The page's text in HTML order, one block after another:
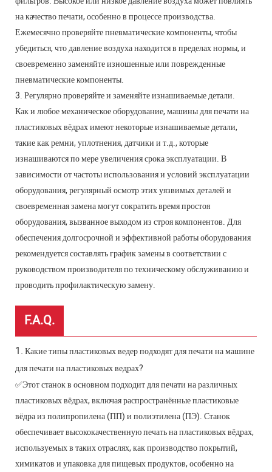
на качество печати, особенно в процессе производства.
Ежемесячно проверяйте пневматические компоненты, чтобы
убедиться, что давление воздуха находится в пределах нормы, и
своевременно заменяйте изношенные или поврежденные
пневматические компоненты.
3. Регулярно проверяйте и заменяйте изнашиваемые детали.
Как и любое механическое оборудование, машины для печати на
пластиковых вёдрах имеют некоторые изнашиваемые детали,
такие как ремни, уплотнения, датчики и т.д., которые
изнашиваются по мере увеличения срока эксплуатации. В
зависимости от частоты использования и условий эксплуатации
оборудования, регулярный осмотр этих уязвимых деталей и
своевременная замена могут сократить время простоя
оборудования, вызванное выходом из строя компонентов. Для
обеспечения долгосрочной и эффективной работы оборудования
рекомендуется составлять график замены в соответствии с
руководством производителя по техническому обслуживанию и
проводить профилактическую замену.
F.A.Q.
1.Какие типы пластиковых ведер подходят для печати на машине
для печати на пластиковых ведрах?
✅Этот станок в основном подходит для печати на различных
пластиковых вёдрах, включая распространённые пластиковые
вёдра из полипропилена (ПП) и полиэтилена (ПЭ). Станок
обеспечивает высококачественную печать на пластиковых вёдрах,
используемых в таких отраслях, как производство покрытий,
химикатов и упаковка для пищевых продуктов, особенно на